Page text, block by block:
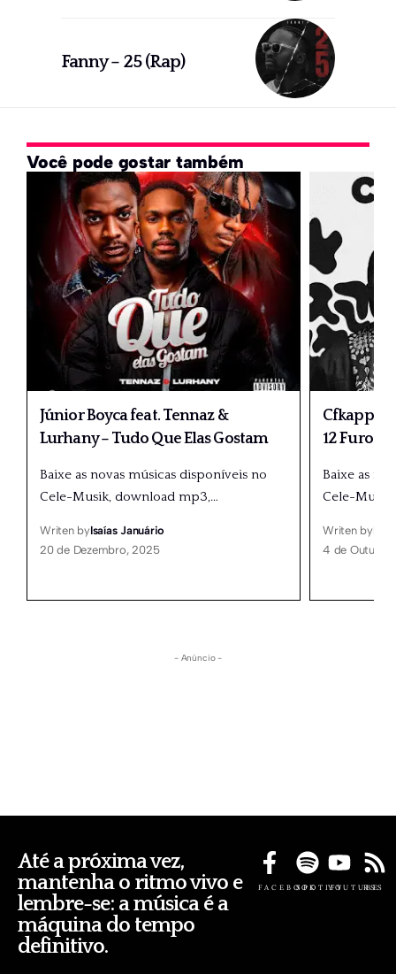
Fanny – 25 (Rap)
Você pode gostar também
Júnior Boyca feat. Tennaz &
Lurhany – Tudo Que Elas Gostam
Baixe as novas músicas disponíveis no
Cele-Musik, download mp3,…
Writen byIsaías Januário
20 de Dezembro, 2025
Cfkappa
12 Furos
Baixe as
Cele-
Writen by
4 de
- Anúncio -
Até a próxima vez,
mantenha o ritmo vivo e
lembre-se: a música é a
máquina do tempo
definitivo.
FACEBOOKSPOTIFYYOUTUBE
RSS